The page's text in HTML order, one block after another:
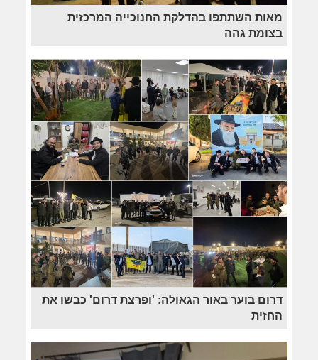
מאות השתתפו בהדלקת החנוכייה המרכזית
בצומת גהה
דרום בוער באור הגאולה: 'ופרצת דרום' כבשו את
החזית